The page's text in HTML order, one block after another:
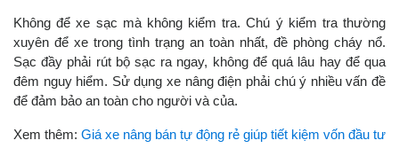
Không để xe sạc mà không kiểm tra. Chú ý kiểm tra thường
xuyên để xe trong tình trạng an toàn nhất, đề phòng cháy nổ.
Sạc đầy phải rút bộ sạc ra ngay, không để quá lâu hay để qua
đêm nguy hiểm. Sử dụng xe nâng điện phải chú ý nhiều vấn đề
để đảm bảo an toàn cho người và của.
Xem thêm: Giá xe nâng bán tự động rẻ giúp tiết kiệm vốn đầu tư